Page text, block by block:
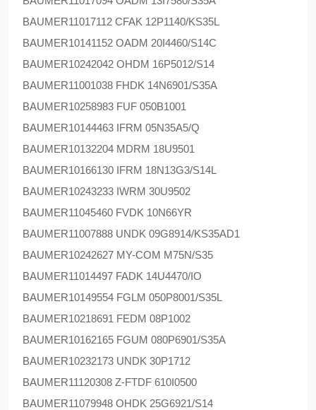
BAUMER11017112 CFAK 12P1140/KS35L
BAUMER10141152 OADM 20I4460/S14C
BAUMER10242042 OHDM 16P5012/S14
BAUMER11001038 FHDK 14N6901/S35A
BAUMER10258983 FUF 050B1001
BAUMER10144463 IFRM 05N35A5/Q
BAUMER10132204 MDRM 18U9501
BAUMER10166130 IFRM 18N13G3/S14L
BAUMER10243233 IWRM 30U9502
BAUMER11045460 FVDK 10N66YR
BAUMER11007888 UNDK 09G8914/KS35AD1
BAUMER10242627 MY-COM M75N/S35
BAUMER11014497 FADK 14U4470/IO
BAUMER10149554 FGLM 050P8001/S35L
BAUMER10218691 FEDM 08P1002
BAUMER10162165 FGUM 080P6901/S35A
BAUMER10232173 UNDK 30P1712
BAUMER11120308 Z-FTDF 610I0500
BAUMER11079948 OHDK 25G6921/S14